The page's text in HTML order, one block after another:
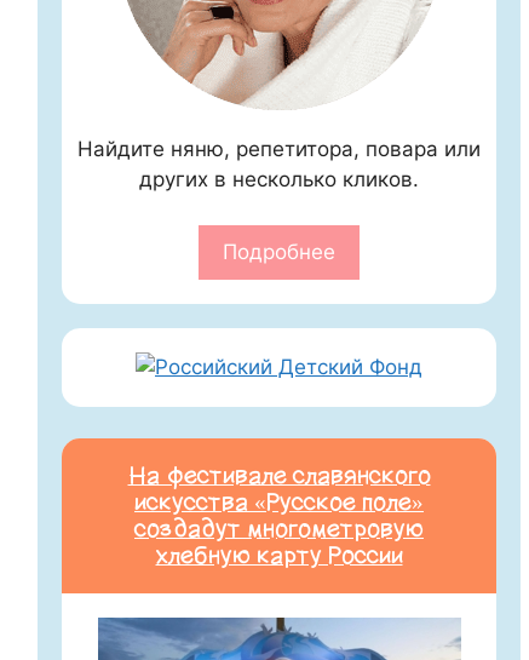
Найдите няню, репетитора, повара или
других в несколько кликов.
Подробнее
На фестивале славянского
искусства «Русское поле»
создадут многометровую
хлебную карту России